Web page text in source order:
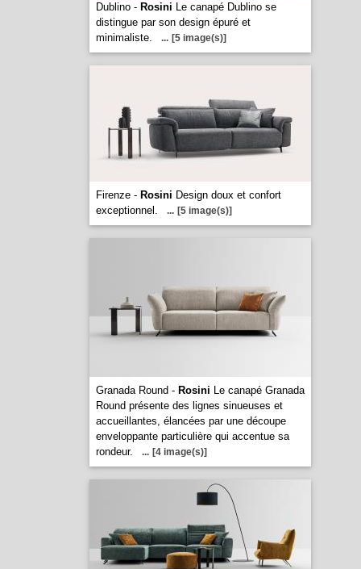
Dublino - Rosini Le canapé Dublino se
distingue par son design épuré et
minimaliste.
... [5 image(s)]
Firenze - Rosini Design doux et confort
exceptionnel.
... [5 image(s)]
Granada Round - Rosini Le canapé Granada
Round présente des lignes sinueuses et
accueillantes, élancées par une découpe
enveloppante particulière qui accentue sa
rondeur.
... [4 image(s)]